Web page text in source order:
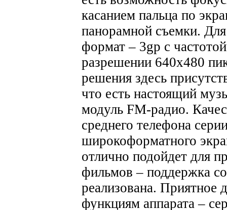
касанием пальца по
панорамной съемки.
формат – 3gp с
разрешении 640х480
решения здесь
что есть настоящий
модуль FM-радио.
среднего телефона
широкоформатного
отлично подойдет для
фильмов – поддержка
реализована. Приятное
функциям аппарата –